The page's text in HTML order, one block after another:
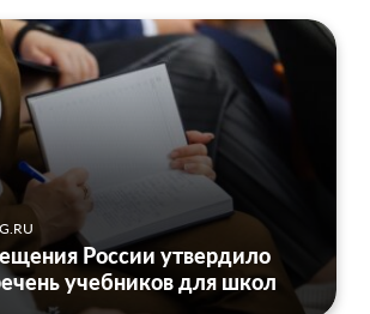
России утвердило
учебников для школ